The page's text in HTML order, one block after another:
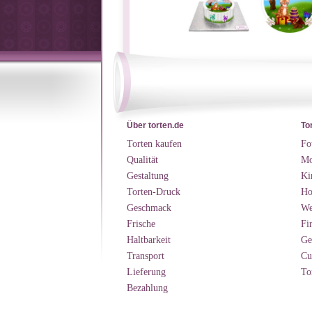
Über torten.de
Torten kaufen
Qualität
Gestaltung
Torten-Druck
Geschmack
Frische
Haltbarkeit
Transport
Lieferung
Bezahlung